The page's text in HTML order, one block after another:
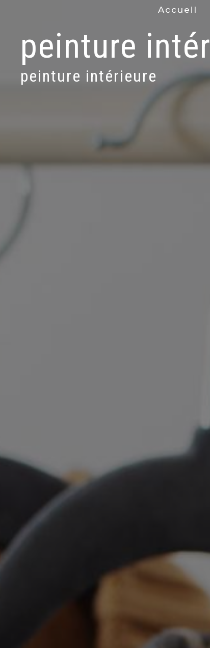
Accueil
peinture
peinture intérieure